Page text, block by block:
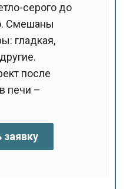
серого до
Смешаны
гладкая,
после
печи –
заявку